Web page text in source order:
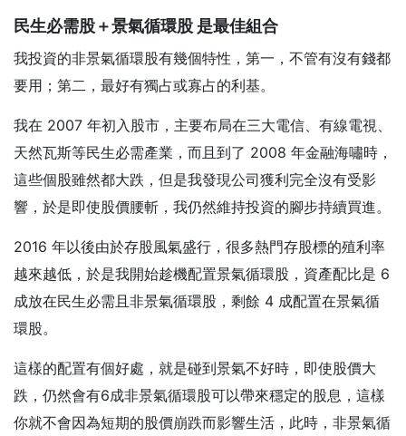
民生必需股＋景氣循環股 是最佳組合
我投資的非景氣循環股有幾個特性，第一，不管有沒有錢都
要用；第二，最好有獨占或寡占的利基。
我在 2007 年初入股市，主要布局在三大電信、有線電視、
天然瓦斯等民生必需產業，而且到了 2008 年金融海嘯時，
這些個股雖然都大跌，但是我發現公司獲利完全沒有受影
響，於是即使股價腰斬，我仍然維持投資的腳步持續買進。
2016 年以後由於存股風氣盛行，很多熱門存股標的殖利率
越來越低，於是我開始趁機配置景氣循環股，資產配比是 6
成放在民生必需且非景氣循環股，剩餘 4 成配置在景氣循
環股。
這樣的配置有個好處，就是碰到景氣不好時，即使股價大
跌，仍然會有6成非景氣循環股可以帶來穩定的股息，這樣
你就不會因為短期的股價崩跌而影響生活，此時，非景氣循